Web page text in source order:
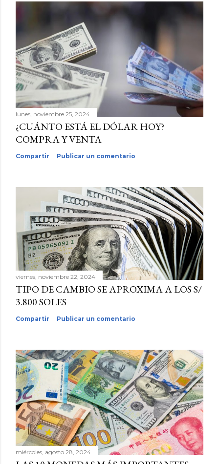
lunes, noviembre 25, 2024
¿CUÁNTO ESTÁ EL DÓLAR HOY?
COMPRA Y VENTA
Compartir Publicar un comentario
viernes, noviembre 22, 2024
TIPO DE CAMBIO SE APROXIMA A LOS S/
3.800 SOLES
Compartir Publicar un comentario
miércoles, agosto 28, 2024